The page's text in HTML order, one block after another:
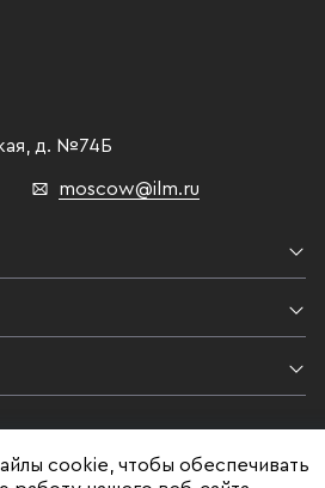
д. №74Б
moscow@ilm.ru
cookie, чтобы обеспечивать